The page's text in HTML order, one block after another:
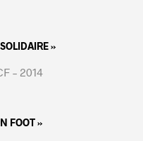
»
– 2014
FOOT »